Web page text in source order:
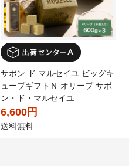
サボン ド マルセイユ ビッグキ
ューブギフトＮ オリーブ サボ
ン・ド・マルセイユ
6,600円
送料無料